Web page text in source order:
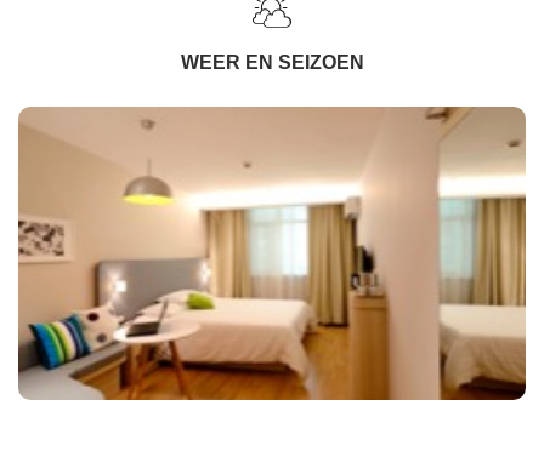
WEER EN SEIZOEN